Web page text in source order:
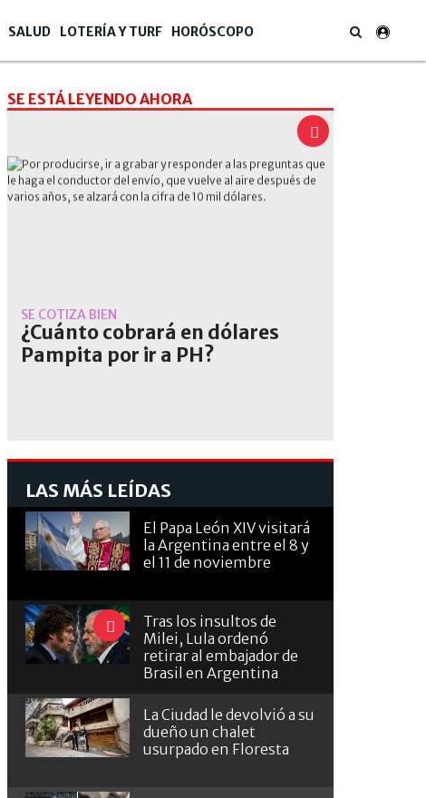
SALUD LOTERÍA Y TURF HORÓSCOPO
SE ESTÁ LEYENDO AHORA
SE COTIZA BIEN
¿Cuánto cobrará en dólares
Pampita por ir a PH?
LAS MÁS LEÍDAS
El Papa León XIV visitará
la Argentina entre el 8 y
el 11 de noviembre
Tras los insultos de
Milei, Lula ordenó
retirar al embajador de
Brasil en Argentina
La Ciudad le devolvió a su
dueño un chalet
usurpado en Floresta